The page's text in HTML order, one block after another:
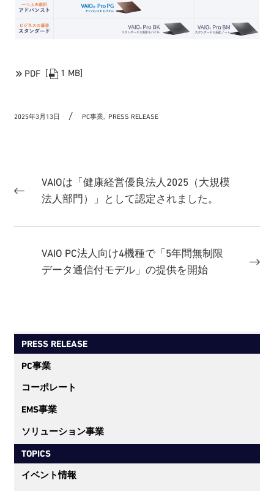
PDF [ 1 MB]
2025年3月13日 PC事業, PRESS RELEASE
VAIOは「健康経営優良法人2025（大規模
法人部門）」として認定されました。
VAIO PC法人向け4機種で「5年間無制限
データ通信付モデル」の提供を開始
PRESS RELEASE
PC事業
コーポレート
EMS事業
ソリューション事業
TOPICS
イベント情報